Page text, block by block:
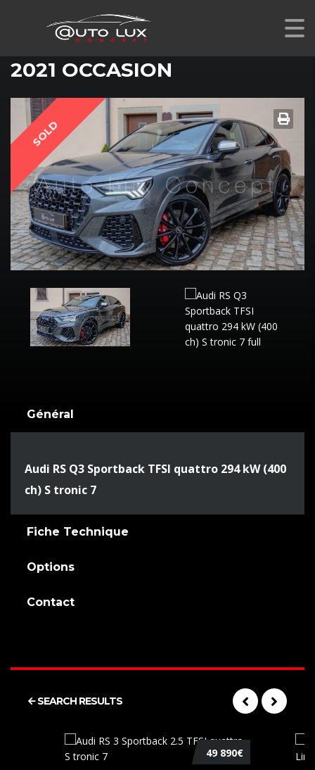
AUDI RS Q3 SPORTBACK 2.5 TFSI QUATTRO S TRONIC
2021 OCCASION
SOLD
Général
Audi RS Q3 Sportback TFSI quattro 294 kW (400
ch) S tronic 7
Fiche Technique
Options
Contact
SEARCH RESULTS
49 890€